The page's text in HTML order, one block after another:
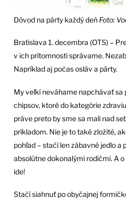
Dôvod na párty každý deň Foto:
Bratislava 1. decembra (OTS) –
v ich prítomnosti správame.
Napríklad aj počas osláv a párty.
My veľkí neváhame napchávať
chipsov, ktoré do kategórie
práve preto by sme sa mali nad
príkladom. Nie je to také zložité,
pohľad – stačí len zábavné jedlo a
absolútne dokonalými rodičmi. A
ide!
Stačí siahnuť po obyčajnej